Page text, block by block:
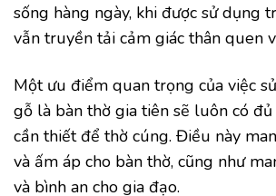
sống hàng ngày, khi được sử dụng
vẫn truyền tải cảm giác thân quen
Một ưu điểm quan trọng của việc
gỗ là bàn thờ gia tiên sẽ luôn có
cần thiết để thờ cúng. Điều này
và ấm áp cho bàn thờ, cũng như
và bình an cho gia đạo.